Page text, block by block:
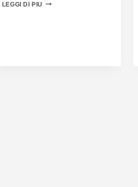
LEGGI DI PIU